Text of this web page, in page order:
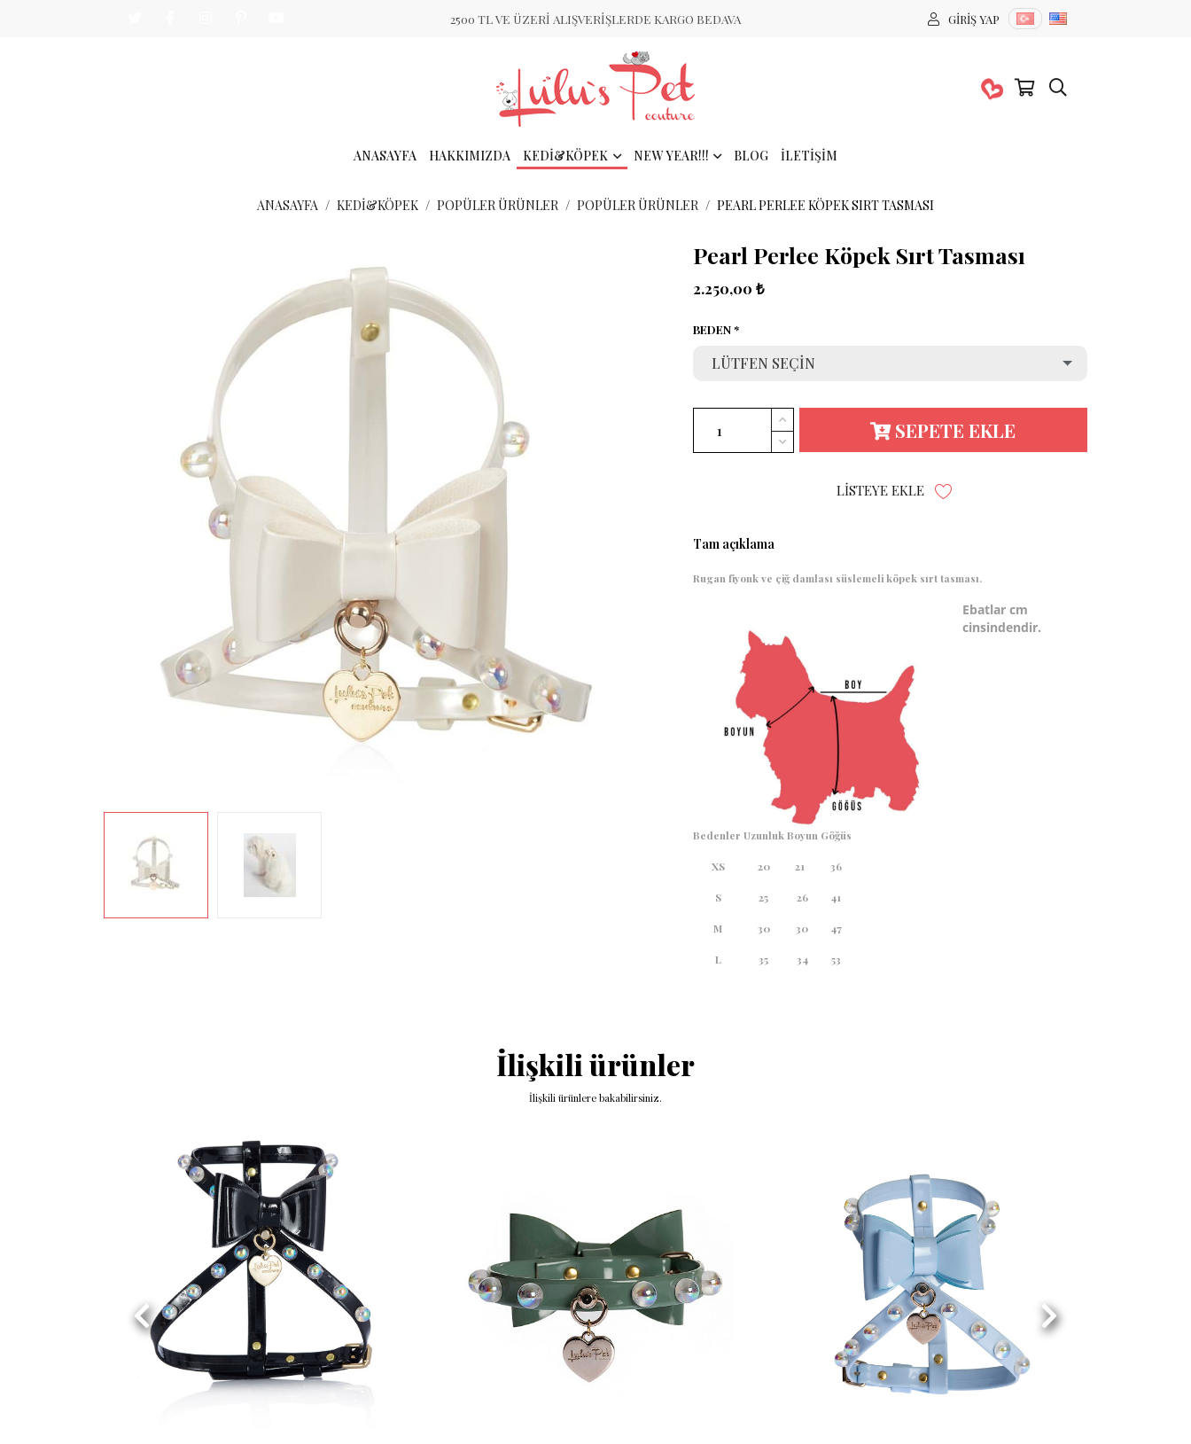
2500 TL VE ÜZERİ ALIŞVERİŞLERDE KARGO BEDAVA GIRIŞ YAP
ANASAYFA HAKKIMIZDA KEDİ&KÖPEK NEW YEAR!!! BLOG İLETIŞIM
ANASAYFA KEDİ&KÖPEK POPÜLER ÜRÜNLER POPÜLER ÜRÜNLER PEARL PERLEE KÖPEK SIRT TASMASI
Pearl Perlee Köpek Sırt Tasması
2.250,00 ₺
BEDEN
LÜTFEN SEÇIN
SEPETE EKLE
LISTEYE EKLE
Tam açıklama
Rugan fiyonk ve çiğ damlası süslemeli köpek sırt tasması.
Ebatlar cm
cinsindendir.
Bedenler UzunlukBoyunGöğüs
XS 20 21 36
S 25 26 41
M 30 30 47
L 35 34 53
İlişkili ürünler
İlişkili ürünlere bakabilirsiniz.